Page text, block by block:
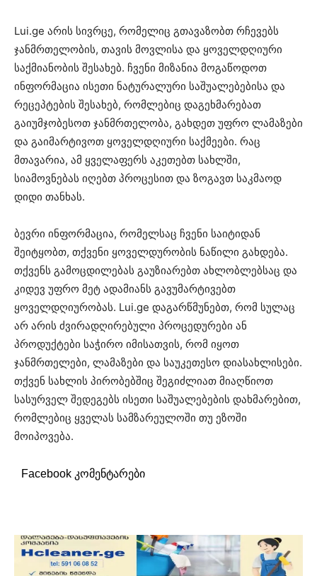
Lui.ge არის სივრცე, რომელიც გთავაზობთ რჩევებს
ჯანმრთელობის, თავის მოვლისა და ყოველდღიური
საქმიანობის შესახებ. ჩვენი მიზანია მოგაწოდოთ
ინფორმაცია ისეთი ნატურალური საშუალებებისა და
რეცეპტების შესახებ, რომლებიც დაგეხმარებათ
გაიუმჯობესოთ ჯანმრთელობა, გახდეთ უფრო ლამაზები
და გაიმარტივოთ ყოველდღიური საქმეები. რაც
მთავარია, ამ ყველაფერს აკეთებთ სახლში,
სიამოვნებას იღებთ პროცესით და ზოგავთ საკმაოდ
დიდი თანხას.
ბევრი ინფორმაცია, რომელსაც ჩვენი საიტიდან
შეიტყობთ, თქვენი ყოველდურობის ნაწილი გახდება.
თქვენს გამოცდილებას გაუზიარებთ ახლობლებსაც და
კიდევ უფრო მეტ ადამიანს გავუმარტივებთ
ყოველდღიურობას. Lui.ge დაგარწმუნებთ, რომ სულაც
არ არის ძვირადღირებული პროცედურები ან
პროდუქტები საჭირო იმისათვის, რომ იყოთ
ჯანმრთელები, ლამაზები და საუკეთესო დიასახლისები.
თქვენ სახლის პირობებშიც შეგიძლიათ მიაღწიოთ
სასურველ შედეგებს ისეთი საშუალებების დახმარებით,
რომლებიც ყველას სამზარეულოში თუ ეზოში
მოიპოვება.
Facebook კომენტარები